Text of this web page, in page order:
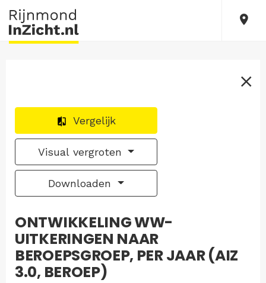
Vergelijk
Visual vergroten
Downloaden
ONTWIKKELING WW-
UITKERINGEN NAAR
BEROEPSGROEP, PER JAAR (AIZ
3.0, BEROEP)